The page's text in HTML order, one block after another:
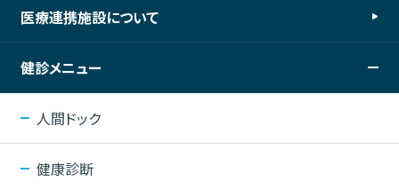
医療連携施設について
健診メニュー
人間ドック
健康診断